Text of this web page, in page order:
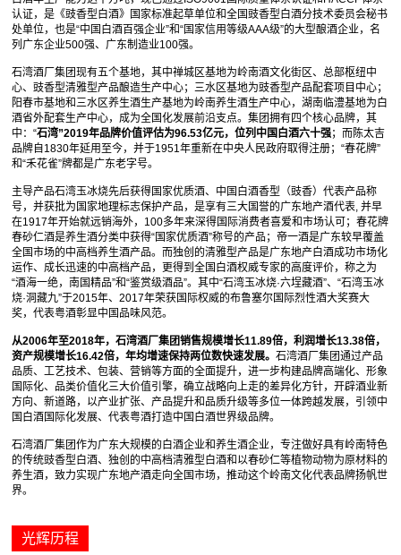
认证，是《豉香型白酒》国家标准起草单位和全国豉香型白酒分技术委员会秘书
处单位，也是“中国白酒百强企业”和“国家信用等级AAA级”的大型酿酒企业，名
列广东企业500强、广东制造业100强。
石湾酒厂集团现有五个基地，其中禅城区基地为岭南酒文化街区、总部枢纽中
心、豉香型清雅型产品酿造生产中心；三水区基地为豉香型产品配套项目中心；
阳春市基地和三水区养生酒生产基地为岭南养生酒生产中心，湖南临澧基地为白
酒省外配套生产中心，成为全国化发展前沿支点。集团拥有四个核心品牌，其
中：“石湾”2019年品牌价值评估为96.53亿元，位列中国白酒六十强；而陈太吉
品牌自1830年延用至今，并于1951年重新在中央人民政府取得注册；“春花牌”
和“禾花雀”牌都是广东老字号。
主导产品石湾玉冰烧先后获得国家优质酒、中国白酒香型（豉香）代表产品称
号，并获批为国家地理标志保护产品，是享有三大国誉的广东地产酒代表, 并早
在1917年开始就远销海外，100多年来深得国际消费者喜爱和市场认可；春花牌
春砂仁酒是养生酒分类中获得“国家优质酒”称号的产品；帝一酒是广东较早覆盖
全国市场的中高档养生酒产品。而独创的清雅型产品是广东地产白酒成功市场化
运作、成长迅速的中高档产品，更得到全国白酒权威专家的高度评价，称之为
“酒海一绝，南国精品”和“鉴赏级酒品”。其中“石湾玉冰烧·六埕藏酒”、“石湾玉冰
烧·洞藏九”于2015年、2017年荣获国际权威的布鲁塞尔国际烈性酒大奖赛大
奖，代表粤酒彰显中国品味风范。
从2006年至2018年，石湾酒厂集团销售规模增长11.89倍，利润增长13.38倍，
资产规模增长16.42倍，年均增速保持两位数快速发展。石湾酒厂集团通过产品
品质、工艺技术、包装、营销等方面的全面提升，进一步构建品牌高端化、形象
国际化、品类价值化三大价值引擎，确立战略向上走的差异化方针，开辟酒业新
方向、新道路，以产业扩张、产品提升和品质升级等多位一体跨越发展，引领中
国白酒国际化发展、代表粤酒打造中国白酒世界级品牌。
石湾酒厂集团作为广东大规模的白酒企业和养生酒企业，专注做好具有岭南特色
的传统豉香型白酒、独创的中高档清雅型白酒和以春砂仁等植物动物为原材料的
养生酒，致力实现广东地产酒走向全国市场，推动这个岭南文化代表品牌扬帆世
界。
光辉历程